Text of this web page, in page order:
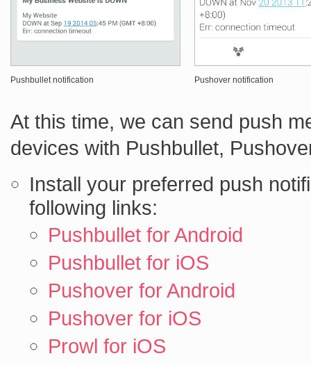
Pushbullet notification Pushover notification
At this time, we can send push
devices with Pushbullet,
Install your preferred push
following links:
Pushbullet for Android
Pushbullet for iOS
Pushover for Android
Pushover for iOS
Prowl for iOS